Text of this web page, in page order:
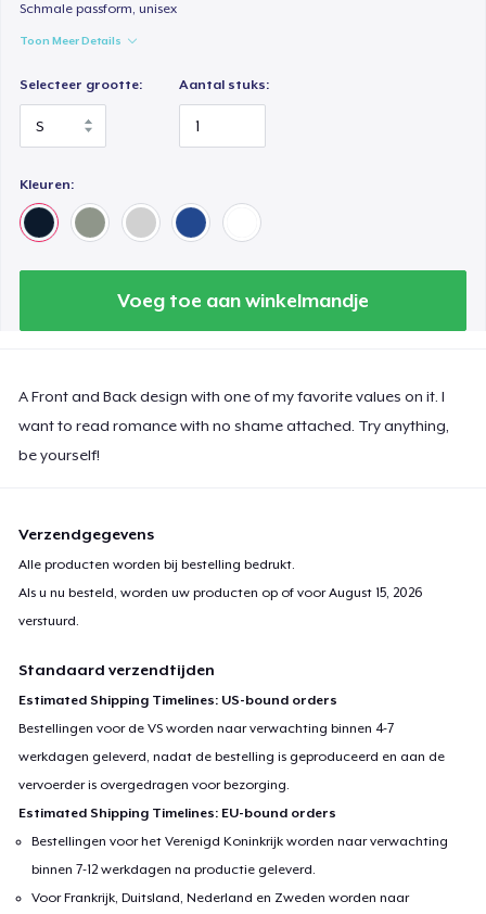
Schmale passform, unisex
Toon Meer Details
Selecteer grootte: Aantal stuks:
Kleuren:
Voeg toe aan winkelmandje
A Front and Back design with one of my favorite values on it. I
want to read romance with no shame attached. Try anything,
be yourself!
Verzendgegevens
Alle producten worden bij bestelling bedrukt.
Als u nu besteld, worden uw producten op of voorAugust 15, 2026
verstuurd.
Standaard verzendtijden
Estimated Shipping Timelines: US-bound orders
Bestellingen voor de VS worden naar verwachting binnen 4-7
werkdagen geleverd, nadat de bestelling is geproduceerd en aan de
vervoerder is overgedragen voor bezorging.
Estimated Shipping Timelines: EU-bound orders
Bestellingen voor het Verenigd Koninkrijk worden naar verwachting
binnen 7-12 werkdagen na productie geleverd.
Voor Frankrijk, Duitsland, Nederland en Zweden worden naar